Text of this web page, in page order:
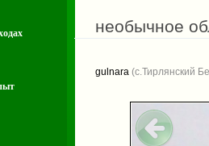
Вы здесь
необычное
gulnara (с.Тирлянский